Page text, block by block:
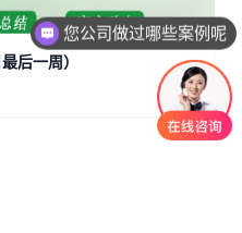
后一周）
您公司做过哪些案例呢